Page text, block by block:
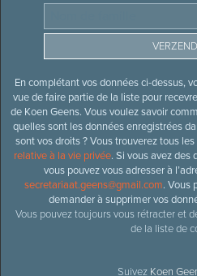
En complétant vos données ci-dessus,
vue de faire partie de la liste pour
de Koen Geens. Vous voulez savoir
quelles sont les données enregistrées
sont vos droits ? Vous trouverez tous
relative à la vie privée. Si vous avez des
vous pouvez vous adresser à
secretariaat.geens@gmail.com. Vous
demander à supprimer vos
Vous pouvez toujours vous rétracter et
de la liste de
Suivez Koen